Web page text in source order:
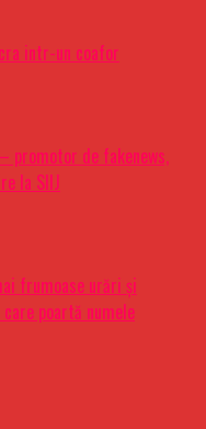
intr-un coafor
promotor de fakenews,
la SIIJ
frumoase urări şi
poartă numele